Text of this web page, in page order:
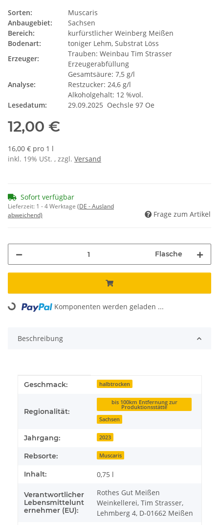
Sorten:
Muscaris
Anbaugebiet:
Sachsen
Bereich:
kurfürstlicher Weinberg Meißen
Bodenart:
toniger Lehm, Substrat Löss
Erzeuger:
Trauben: Weinbau Tim Strasser
Erzeugerabfüllung
Analyse:
Gesamtsäure: 7,5 g/l
Restzucker: 24,6 g/l
Alkoholgehalt: 12 %vol.
Lesedatum:
29.09.2025 Oechsle 97 Oe
12,00 €
16,00 € pro 1 l
inkl. 19% USt. , zzgl. Versand
Sofort verfügbar
Lieferzeit: 1 - 4 Werktage (DE - Ausland
abweichend)
Frage zum Artikel
Flasche
Loading... Komponenten werden geladen ...
Beschreibung
Produkteigenschaft
Wert
Geschmack: halbtrocken
Regionalität:
bis 100km Entfernung zur
Produktionsstätte
Sachsen
Jahrgang: 2023
Rebsorte: Muscaris
Inhalt: 0,75 l
Verantwortlicher
Lebensmittelunt
ernehmer (EU):
Rothes Gut Meißen
Weinkellerei, Tim Strasser,
Lehmberg 4, D-01662 Meißen